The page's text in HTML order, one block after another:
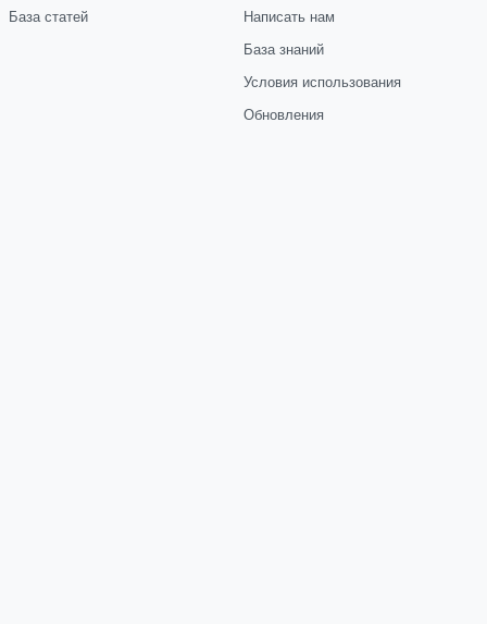
База статей
Написать нам
База знаний
Условия использования
Обновления